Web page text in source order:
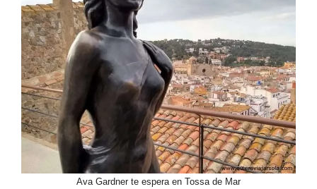
Ava Gardner te espera en Tossa de Mar